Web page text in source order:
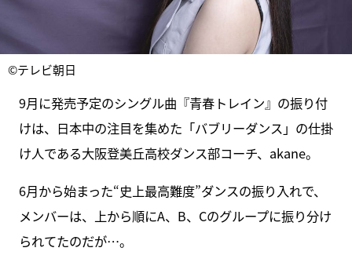
©テレビ朝日
9月に発売予定のシングル曲『青春トレイン』の振り付
けは、日本中の注目を集めた「バブリーダンス」の仕掛
け人である大阪登美丘高校ダンス部コーチ、akane。
6月から始まった“史上最高難度”ダンスの振り入れで、
メンバーは、上から順にA、B、Cのグループに振り分け
られてたのだが…。